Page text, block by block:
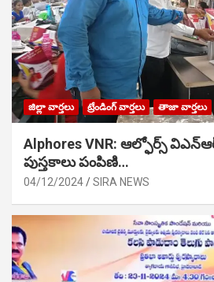
జిల్లా వార్తలు ట్రేండింగ్ వార్తలు తాజా వార్తలు
Alphores VNR: ఆల్ఫోర్స్
పుస్తకాలు పంపిణి…
04/12/2024 SIRA NEWS